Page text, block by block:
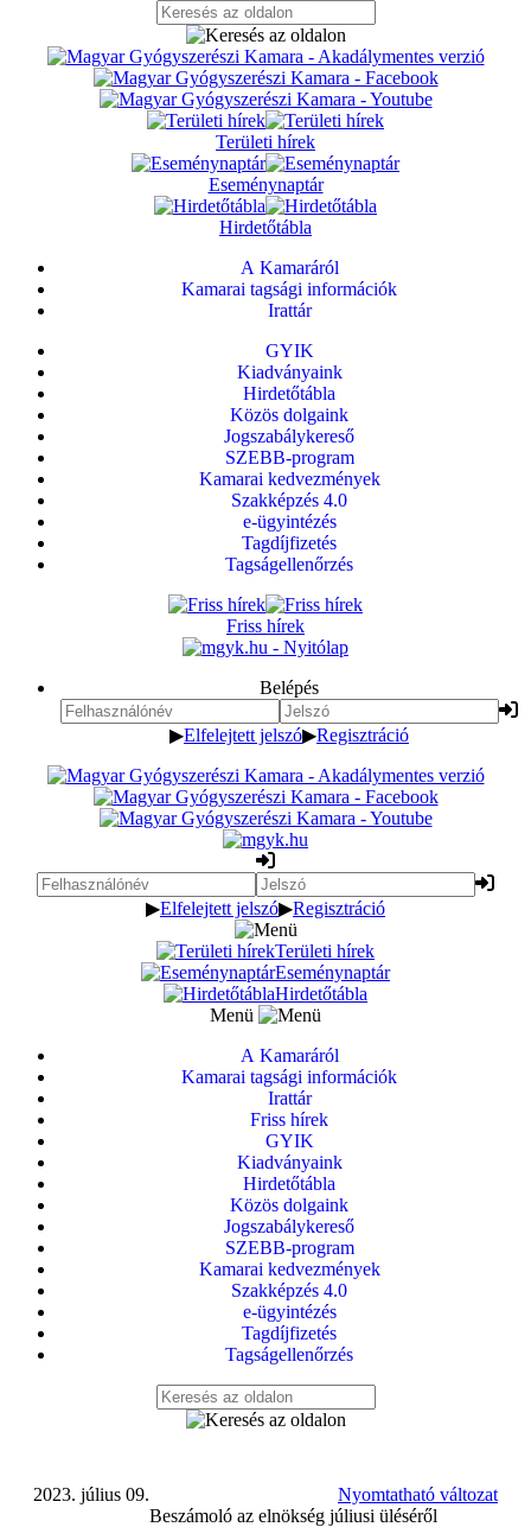
Területi hírek
Eseménynaptár
Hirdetőtábla
A Kamaráról
Kamarai tagsági információk
Irattár
GYIK
Kiadványaink
Hirdetőtábla
Közös dolgaink
Jogszabálykereső
SZEBB-program
Kamarai kedvezmények
Szakképzés 4.0
e-ügyintézés
Tagdíjfizetés
Tagságellenőrzés
Friss hírek
Belépés
▶Elfelejtett jelszó▶Regisztráció
▶Elfelejtett jelszó▶Regisztráció
Területi hírek
Eseménynaptár
Hirdetőtábla
Menü
A Kamaráról
Kamarai tagsági információk
Irattár
Friss hírek
GYIK
Kiadványaink
Hirdetőtábla
Közös dolgaink
Jogszabálykereső
SZEBB-program
Kamarai kedvezmények
Szakképzés 4.0
e-ügyintézés
Tagdíjfizetés
Tagságellenőrzés
Nyomtatható változat
2023. július 09.
Beszámoló az elnökség júliusi üléséről